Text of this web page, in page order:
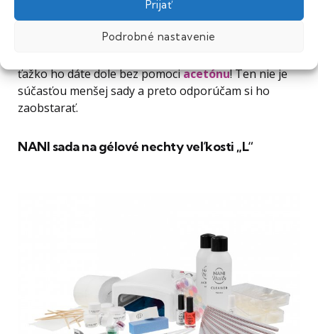
Prijať
Podrobné nastavenie
na ozdobu nechtov, takže budete zásobené
na dostatočne dlhú dobu.Ale pozor!Gél na
nechtoch výborne drží (za predpokladu, že ide o
ťažko ho dáte dole bez pomociacetónu! Ten nie je
súčasťou menšej sady a preto odporúčam si ho
zaobstarať.
NANI sada na gélové nechty veľkosti „L“